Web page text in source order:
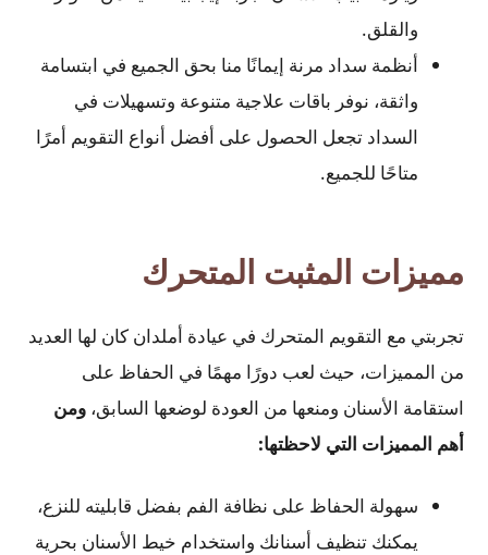
والقلق.
أنظمة سداد مرنة إيمانًا منا بحق الجميع في ابتسامة
واثقة، نوفر باقات علاجية متنوعة وتسهيلات في
السداد تجعل الحصول على أفضل أنواع التقويم أمرًا
متاحًا للجميع.
مميزات المثبت المتحرك
تجربتي مع التقويم المتحرك في عيادة أملدان كان لها العديد
من المميزات، حيث لعب دورًا مهمًا في الحفاظ على
استقامة الأسنان ومنعها من العودة لوضعها السابق،ومن
أهم المميزات التي لاحظتها:
سهولة الحفاظ على نظافة الفم بفضل قابليته للنزع،
يمكنك تنظيف أسنانك واستخدام خيط الأسنان بحرية